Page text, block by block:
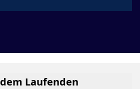
Laufenden